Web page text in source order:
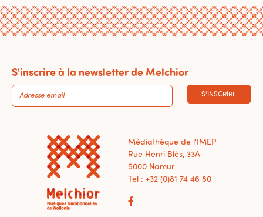
S'inscrire à la newsletter de Melchior
S'INSCRIRE
Médiathèque de l'IMEP
Rue Henri Blès, 33A
5000 Namur
Tel : +32 (0)81 74 46 80